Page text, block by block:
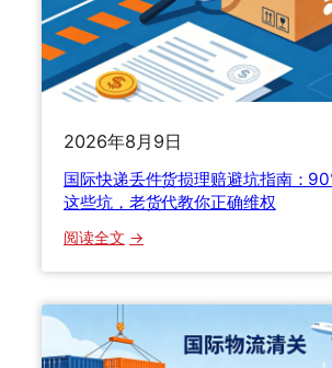
2026年8月9日
国际快递丢件货损理赔避坑指南：
这些坑，老货代教你正确维权
阅读全文 ：
递
丢